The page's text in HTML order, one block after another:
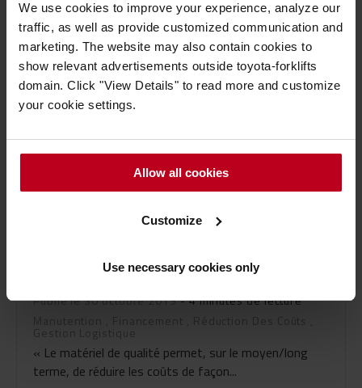
We use cookies to improve your experience, analyze our
traffic, as well as provide customized communication and
marketing. The website may also contain cookies to
show relevant advertisements outside toyota-forklifts
domain. Click "View Details" to read more and customize
your cookie settings.
Allow all cookies
Customize
Use necessary cookies only
Lire plus
Publié le 30 octobre 2019- 4 minutes de lecture
Gestion Logistique
« Le matériel de qualité permet, sur le moyen/long
terme, de réduire les coûts de façon...